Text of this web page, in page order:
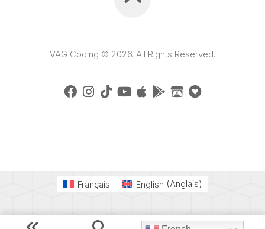
VAG Coding © 2026. All Rights Reserved.
Français English (Anglais)